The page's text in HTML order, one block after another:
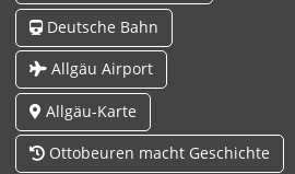
Deutsche Bahn
Allgäu Airport
Allgäu-Karte
Ottobeuren macht Geschichte